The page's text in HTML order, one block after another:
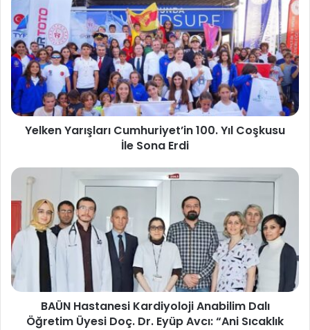
Yelken Yarışları Cumhuriyet’in 100. Yıl Coşkusu
İle Sona Erdi
BAÜN Hastanesi Kardiyoloji Anabilim Dalı
Öğretim Üyesi Doç. Dr. Eyüp Avcı: “Ani Sıcaklık